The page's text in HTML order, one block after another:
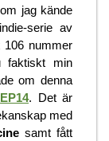
jag kände
serie av
nummer
min
om denna
EP14. Det är
med
samt fått